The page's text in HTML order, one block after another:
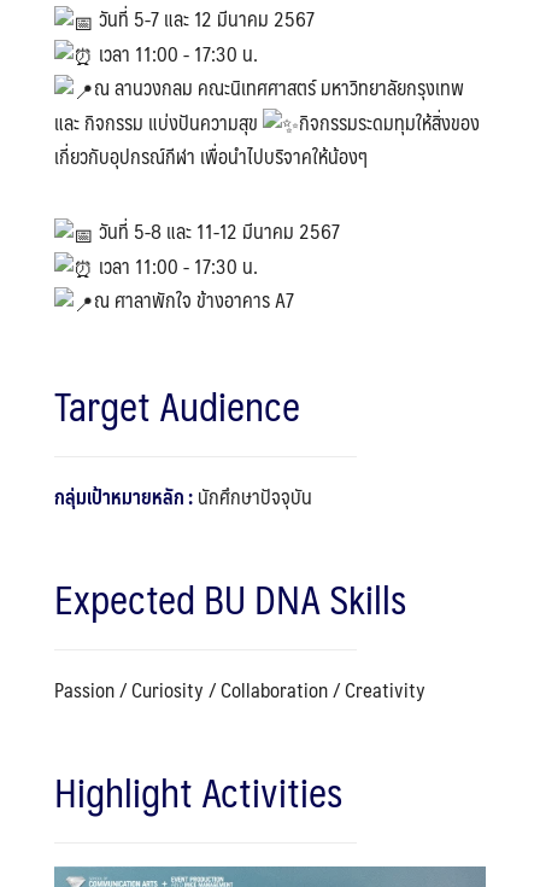
วันที่ 5-7 และ 12 มีนาคม 2567
เวลา 11:00 - 17:30 น.
ณ ลานวงกลม คณะนิเทศศาสตร์ มหาวิทยาลัยกรุงเทพ
และ กิจกรรม แบ่งปันความสุข
กิจกรรมระดมทุมให้สิ่งของ
เกี่ยวกับอุปกรณ์กีฬา เพื่อนำไปบริจาคให้น้องๆ
วันที่ 5-8 และ 11-12 มีนาคม 2567
เวลา 11:00 - 17:30 น.
ณ ศาลาพักใจ ข้างอาคาร A7
Target Audience
กลุ่มเป้าหมายหลัก :นักศึกษาปัจจุบัน
Expected BU DNA Skills
Passion / Curiosity / Collaboration / Creativity
Highlight Activities